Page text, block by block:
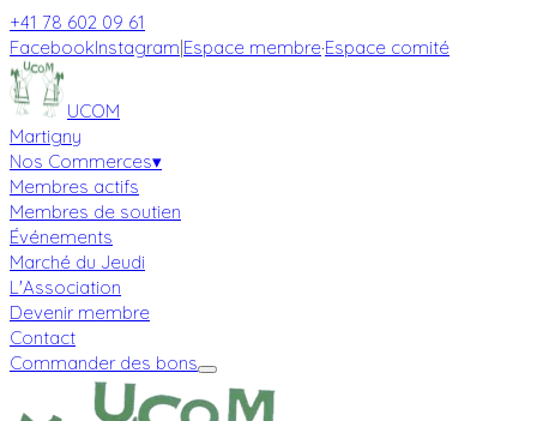
+41 78 602 09 61
FacebookInstagram|Espace membre·Espace comité
UCOM
Martigny
Nos Commerces▾
Membres actifs
Membres de soutien
Événements
Marché du Jeudi
L'Association
Devenir membre
Contact
Commander des bons